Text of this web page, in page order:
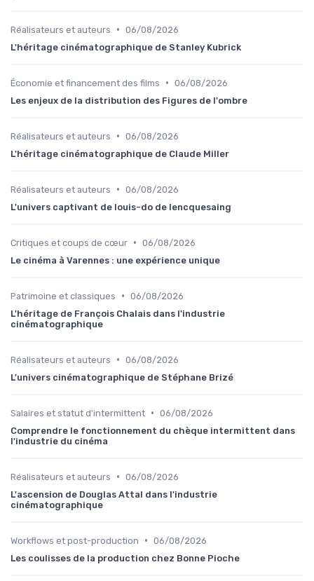
Réalisateurs et auteurs • 06/08/2026
L'héritage cinématographique de Stanley Kubrick
Économie et financement des films • 06/08/2026
Les enjeux de la distribution des Figures de l'ombre
Réalisateurs et auteurs • 06/08/2026
L'héritage cinématographique de Claude Miller
Réalisateurs et auteurs • 06/08/2026
L'univers captivant de louis-do de lencquesaing
Critiques et coups de cœur • 06/08/2026
Le cinéma à Varennes : une expérience unique
Patrimoine et classiques • 06/08/2026
L'héritage de François Chalais dans l'industrie
cinématographique
Réalisateurs et auteurs • 06/08/2026
L'univers cinématographique de Stéphane Brizé
Salaires et statut d'intermittent • 06/08/2026
Comprendre le fonctionnement du chèque intermittent dans
l'industrie du cinéma
Réalisateurs et auteurs • 06/08/2026
L'ascension de Douglas Attal dans l'industrie
cinématographique
Workflows et post-production • 06/08/2026
Les coulisses de la production chez Bonne Pioche